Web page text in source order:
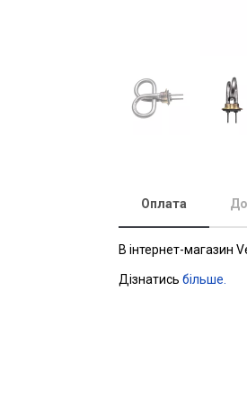
Оплата
В інтернет-магазин
Дізнатись більше.